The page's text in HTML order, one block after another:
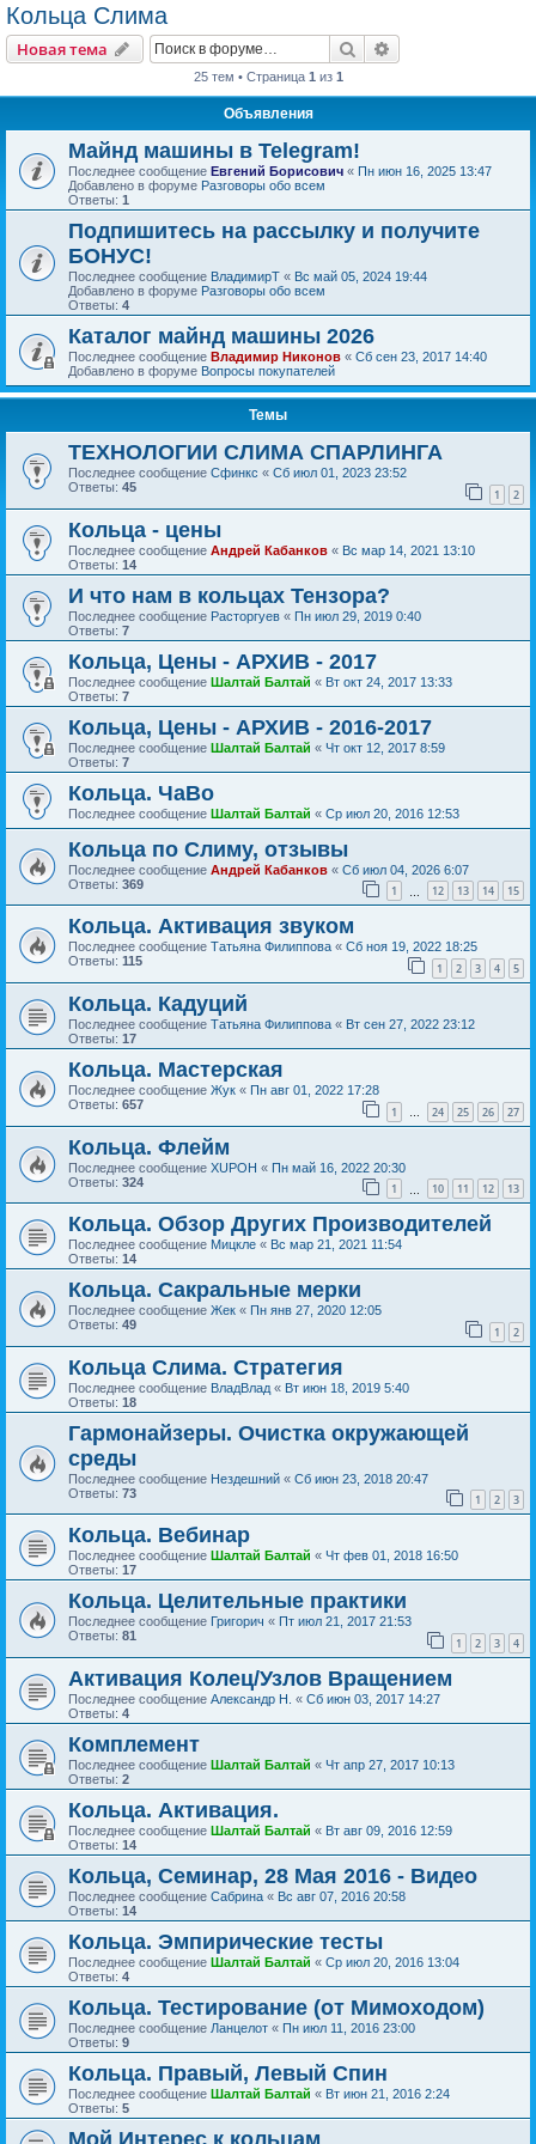
Кольца Слима
Новая тема Поиск
25 тем • Страница 1 из 1
Объявления
Майнд машины в Telegram!
Последнее сообщение Евгений Борисович « Пн июн 16, 2025 13:47
Добавлено в форуме Разговоры обо всем
Ответы: 1
Подпишитесь на рассылку и получите
БОНУС!
Последнее сообщение ВладимирТ « Вс май 05, 2024 19:44
Добавлено в форуме Разговоры обо всем
Ответы: 4
Каталог майнд машины 2026
Последнее сообщение Владимир Никонов « Сб сен 23, 2017 14:40
Добавлено в форуме Вопросы покупателей
Темы
ТЕХНОЛОГИИ СЛИМА СПАРЛИНГА
Последнее сообщение Сфинкс « Сб июл 01, 2023 23:52
Ответы: 45 1 2
Кольца - цены
Последнее сообщение Андрей Кабанков « Вс мар 14, 2021 13:10
Ответы: 14
И что нам в кольцах Тензора?
Последнее сообщение Расторгуев « Пн июл 29, 2019 0:40
Ответы: 7
Кольца, Цены - АРХИВ - 2017
Последнее сообщение Шалтай Балтай « Вт окт 24, 2017 13:33
Ответы: 7
Кольца, Цены - АРХИВ - 2016-2017
Последнее сообщение Шалтай Балтай « Чт окт 12, 2017 8:59
Ответы: 7
Кольца. ЧаВо
Последнее сообщение Шалтай Балтай « Ср июл 20, 2016 12:53
Кольца по Слиму, отзывы
Последнее сообщение Андрей Кабанков « Сб июл 04, 2026 6:07
Ответы: 369 1 12 13 14 15
Кольца. Активация звуком
Последнее сообщение Татьяна Филиппова « Сб ноя 19, 2022 18:25
Ответы: 115 1 2 3 4 5
Кольца. Кадуций
Последнее сообщение Татьяна Филиппова « Вт сен 27, 2022 23:12
Ответы: 17
Кольца. Мастерская
Последнее сообщение Жук « Пн авг 01, 2022 17:28
Ответы: 657 1 … 24 25 26 27
Кольца. Флейм
Последнее сообщение XUPOH « Пн май 16, 2022 20:30
Ответы: 324 1 10 11 12 13
Кольца. Обзор Других Производителей
Последнее сообщение Мицкле « Вс мар 21, 2021 11:54
Ответы: 14
Кольца. Сакральные мерки
Последнее сообщение Жек « Пн янв 27, 2020 12:05
Ответы: 49 1 2
Кольца Слима. Стратегия
Последнее сообщение ВладВлад « Вт июн 18, 2019 5:40
Ответы: 18
Гармонайзеры. Очистка окружающей
среды
Последнее сообщение Нездешний « Сб июн 23, 2018 20:47
Ответы: 73 1 2 3
Кольца. Вебинар
Последнее сообщение Шалтай Балтай « Чт фев 01, 2018 16:50
Ответы: 17
Кольца. Целительные практики
Последнее сообщение Григорич « Пт июл 21, 2017 21:53
Ответы: 81 1 2 3 4
Активация Колец/Узлов Вращением
Последнее сообщение Александр Н. « Сб июн 03, 2017 14:27
Ответы: 4
Комплемент
Последнее сообщение Шалтай Балтай « Чт апр 27, 2017 10:13
Ответы: 2
Кольца. Активация.
Последнее сообщение Шалтай Балтай « Вт авг 09, 2016 12:59
Ответы: 14
Кольца, Семинар, 28 Мая 2016 - Видео
Последнее сообщение Сабрина « Вс авг 07, 2016 20:58
Ответы: 14
Кольца. Эмпирические тесты
Последнее сообщение Шалтай Балтай « Ср июл 20, 2016 13:04
Ответы: 4
Кольца. Тестирование (от Мимоходом)
Последнее сообщение Ланцелот « Пн июл 11, 2016 23:00
Ответы: 9
Кольца. Правый, Левый Спин
Последнее сообщение Шалтай Балтай « Вт июн 21, 2016 2:24
Ответы: 5